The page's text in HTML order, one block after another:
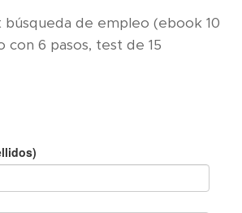
de empleo (ebook 10
con 6 pasos, test de 15